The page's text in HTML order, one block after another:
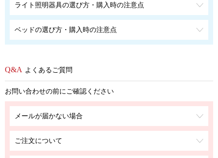
ライト照明器具の選び方・購入時の注意点
ベッドの選び方・購入時の注意点
よくあるご質問
お問い合わせの前にご確認ください
メールが届かない場合
ご注文について